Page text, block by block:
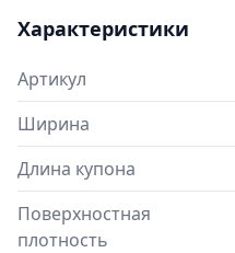
Характеристики
Артикул
Ширина
Длина купона
Поверхностная
плотность